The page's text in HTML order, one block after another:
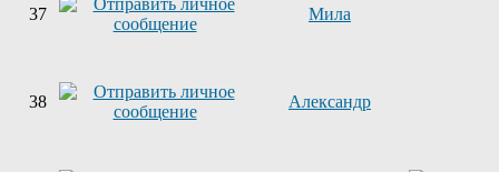
37 Мила
38 Александр